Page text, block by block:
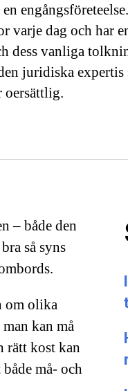
varje dag och har
dess vanliga
juridiska expertis
oersättlig.
– både den
så syns
om olika
kan må
rätt kost kan
må- och